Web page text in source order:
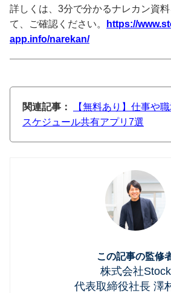
詳しくは、3分で分かるナレカン資
て、ご確認ください。
https://
app.info/narekan/
関連記事：
【無料あり】仕事や
スケジュール共有アプリ7選
この記事の監修
株式会社Stock
代表取締役社長 澤